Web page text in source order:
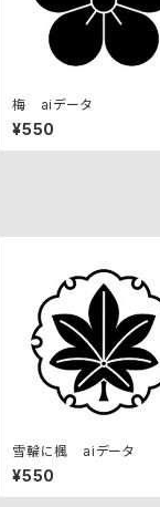
梅 aiデータ
¥550
雪輪に楓 aiデータ
¥550